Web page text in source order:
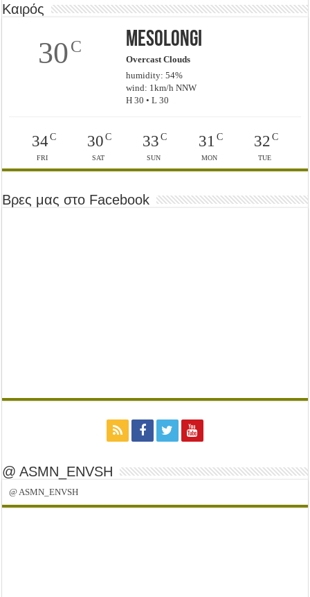
Καιρός
30C Mesolongi
Overcast Clouds
humidity: 54%
wind: 1km/h NNW
H 30 • L 30
34C
FRI
30C
SAT
33 C
SUN
31 C
MON
32C
TUE
Βρες μας στο Facebook
@ ASMN_ENVSH
@ ASMN_ENVSH